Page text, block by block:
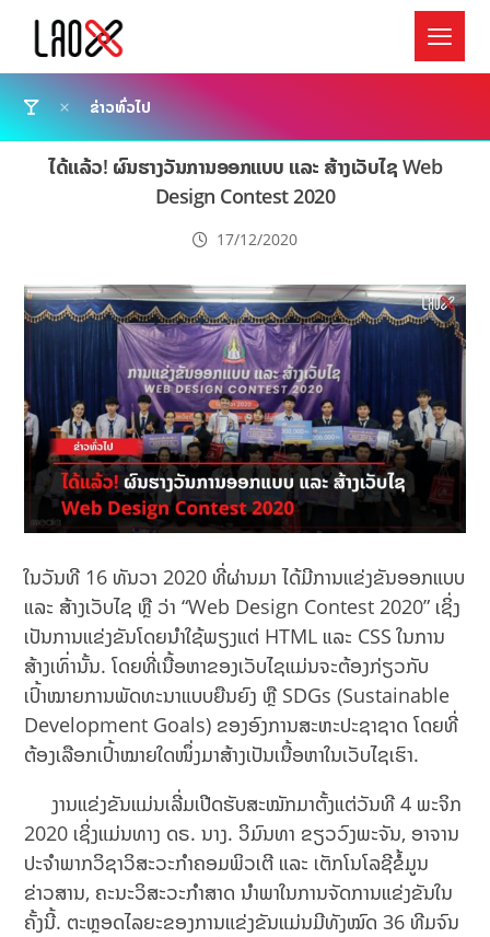
ຂ່າວທົ່ວໄປ
ໄດ້ແລ້ວ! ຜົນຮາງວັນການອອກແບບ ແລະ ສ້າງເວັບໄຊ Web
Design Contest 2020
17/12/2020
ໃນວັນທີ 16 ທັນວາ 2020 ທີ່ຜ່ານມາ ໄດ້ມີການແຂ່ງຂັນອອກແບບ
ແລະ ສ້າງເວັບໄຊ ຫຼື ວ່າ “Web Design Contest 2020” ເຊິ່ງ
ເປັນການແຂ່ງຂັນໂດຍນໍາໃຊ້ພຽງແຕ່ HTML ແລະ CSS ໃນການ
ສ້າງເທົ່ານັ້ນ. ໂດຍທີ່ເນື້ອຫາຂອງເວັບໄຊແມ່ນຈະຕ້ອງກ່ຽວກັບ
ເປົ້າໝາຍການພັດທະນາແບບຍືນຍົງ ຫຼື SDGs (Sustainable
Development Goals) ຂອງອົງການສະຫະປະຊາຊາດ ໂດຍທີ່
ຕ້ອງເລືອກເປົ້າໝາຍໃດໜຶ່ງມາສ້າງເປັນເນື້ອຫາໃນເວັບໄຊເຮົາ.
ງານແຂ່ງຂັນແມ່ນເລີ່ມເປີດຮັບສະໝັກມາຕັ້ງແຕ່ວັນທີ 4 ພະຈິກ
2020 ເຊິ່ງແມ່ນທາງ ດຣ. ນາງ. ວິມົນທາ ຂຽວວົງພະຈັນ, ອາຈານ
ປະຈໍາພາກວິຊາວິສະວະກໍາຄອມພິວເຕີ ແລະ ເຕັກໂນໂລຊີຂໍ້ມູນ
ຂ່າວສານ, ຄະນະວິສະວະກໍາສາດ ນໍາພາໃນການຈັດການແຂ່ງຂັນໃນ
ຄັ້ງນີ້. ຕະຫຼອດໄລຍະຂອງການແຂ່ງຂັນແມ່ນມີທັງໝົດ 36 ທີມຈົນ